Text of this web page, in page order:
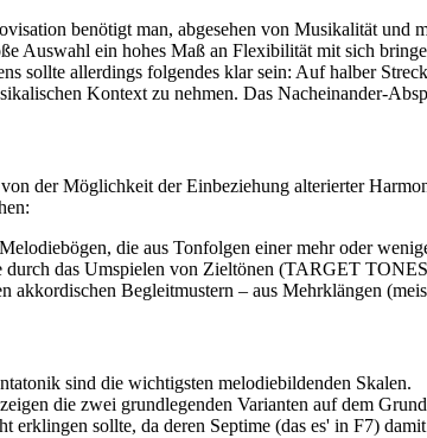
benö­tigt man, abgesehen von Musikalität und
Auswahl ein hohes Maß an Flexibilität mit sich
sollte aller­dings folgendes klar sein: Auf halber
Kontext zu nehmen. Das Nacheinander-
der Mög­lichkeit der Einbeziehung alterierter
die aus Tonfolgen einer mehr oder
durch das Um­spielen von Zieltönen (TARGET
akkordischen Begleitmustern – aus Mehrklängen
sind die wichtigsten melodiebildenden Skalen.
zeigen die zwei grund­legenden Varianten auf dem
erklingen sollte, da deren Septi­me (das es' in F7)